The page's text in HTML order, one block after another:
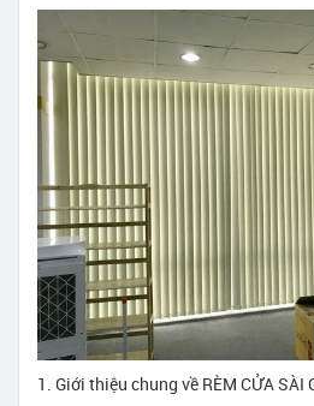
1. Giới thiệu chung về RÈM CỬA SÀI